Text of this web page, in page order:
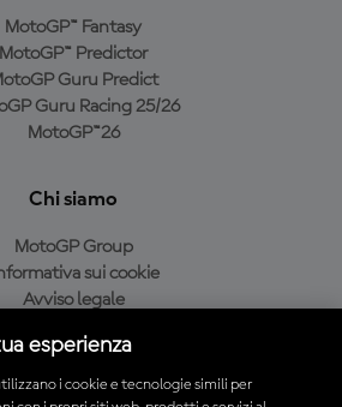
MotoGP™ Fantasy
MotoGP™ Predictor
Guru Predict
Guru Racing 25/26
MotoGP™26
Chi siamo
MotoGP Group
sui cookie
Avviso legale
di acquisto
esperienza
i cookie e tecnologie simili per